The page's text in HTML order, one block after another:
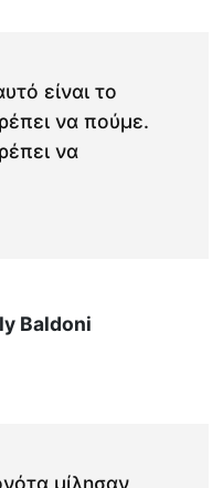
είναι το
να πούμε.
να
Baldoni
μίλησαν